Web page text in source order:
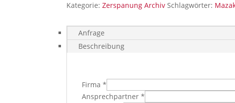
Kategorie:Zerspanung Archiv Schlagwörter:
Anfrage
Beschreibung
Firma *
Ansprechpartner *